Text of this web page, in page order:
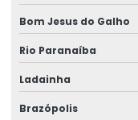
Treinamento De
Treinamento De Pontes
Treinamento Em
Treinamento para
Bom Jesus do Galho
Rio Paranaíba
Ladainha
Brazópolis